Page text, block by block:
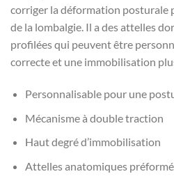
corriger la déformation posturale
de la lombalgie. Il a des attelles
profilées qui peuvent être
correcte et une immobilisation
Personnalisable pour une
Mécanisme à double traction
Haut degré d’immobilisation
Attelles anatomiques